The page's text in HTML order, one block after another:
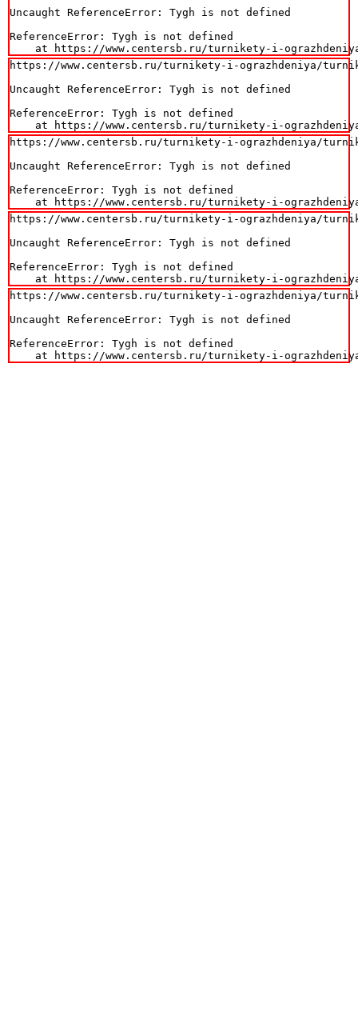
Uncaught ReferenceError: Tygh is not defined
ReferenceError: Tygh is not defined
at https://www.centersb.ru/turnikety-i-
https://www.centersb.ru/turnikety-i-ograzhdeniya/
Uncaught ReferenceError: Tygh is not defined
ReferenceError: Tygh is not defined
at https://www.centersb.ru/turnikety-i-
https://www.centersb.ru/turnikety-i-ograzhdeniya/
Uncaught ReferenceError: Tygh is not defined
ReferenceError: Tygh is not defined
at https://www.centersb.ru/turnikety-i-
https://www.centersb.ru/turnikety-i-ograzhdeniya/
Uncaught ReferenceError: Tygh is not defined
ReferenceError: Tygh is not defined
at https://www.centersb.ru/turnikety-i-
https://www.centersb.ru/turnikety-i-ograzhdeniya/
Uncaught ReferenceError: Tygh is not defined
ReferenceError: Tygh is not defined
at https://www.centersb.ru/turnikety-i-